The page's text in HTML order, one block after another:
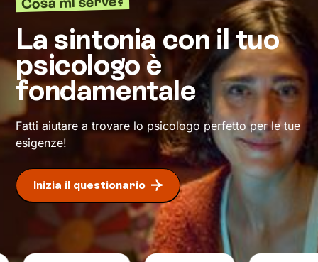
Attraversotecniche ed esercizi specifici, scelti
in base ai tuoi valori e bisogni, potrai
ristrutturare quelle modalità di pensiero e
azione che finora ti hanno limitato. Io resterò al
tuo fianco per spronarti e sostenerti, e
cammineremo insieme verso la meta: il tuo
benessere
La sintonia con il tuo
psicologo è
fondamentale
Fatti aiutare a trovare lo psicologo perfetto per le tue
esigenze!
Inizia il questionario